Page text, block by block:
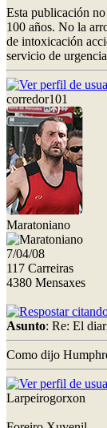
Esta publicación
100 años. No la
de intoxicación
servicio de
corredor101
Maratoniano
7/04/08
117 Carreiras
4380 Mensaxes
Asunto: Re: El
Como dijo
Larpeirogorxon